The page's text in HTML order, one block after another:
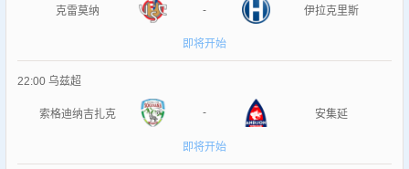
克雷莫纳 - 伊拉克里斯
即将开始
22:00 乌兹超
索格迪纳吉扎克 - 安集延
即将开始